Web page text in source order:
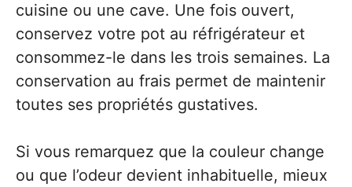
cuisine ou une cave. Une fois ouvert,
conservez votre pot au réfrigérateur et
consommez-le dans les trois semaines. La
conservation au frais permet de maintenir
toutes ses propriétés gustatives.
Si vous remarquez que la couleur change
ou que l’odeur devient inhabituelle, mieux